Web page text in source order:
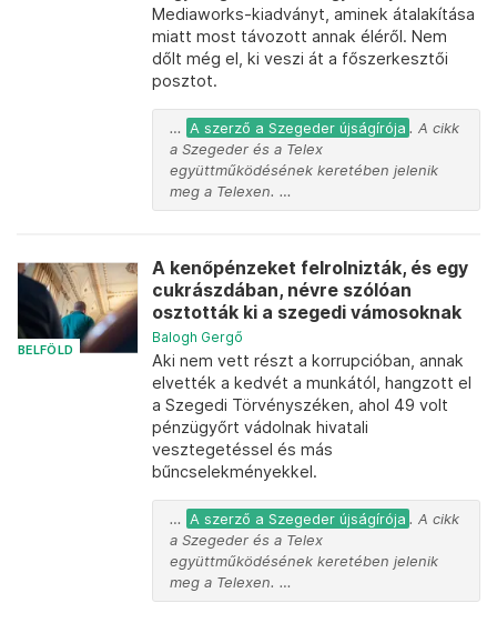
Mediaworks-kiadványt, aminek átalakítása
miatt most távozott annak éléről. Nem
dőlt még el, ki veszi át a főszerkesztői
posztot.
… A szerző a Szegeder újságírója . A cikk
a Szegeder és a Telex
együttműködésének keretében jelenik
meg a Telexen. …
BELFÖLD
A kenőpénzeket felrolnizták, és egy
cukrászdában, névre szólóan
osztották ki a szegedi vámosoknak
Balogh Gergő
Aki nem vett részt a korrupcióban, annak
elvették a kedvét a munkától, hangzott el
a Szegedi Törvényszéken, ahol 49 volt
pénzügyőrt vádolnak hivatali
vesztegetéssel és más
bűncselekményekkel.
… A szerző a Szegeder újságírója . A cikk
a Szegeder és a Telex
együttműködésének keretében jelenik
meg a Telexen. …